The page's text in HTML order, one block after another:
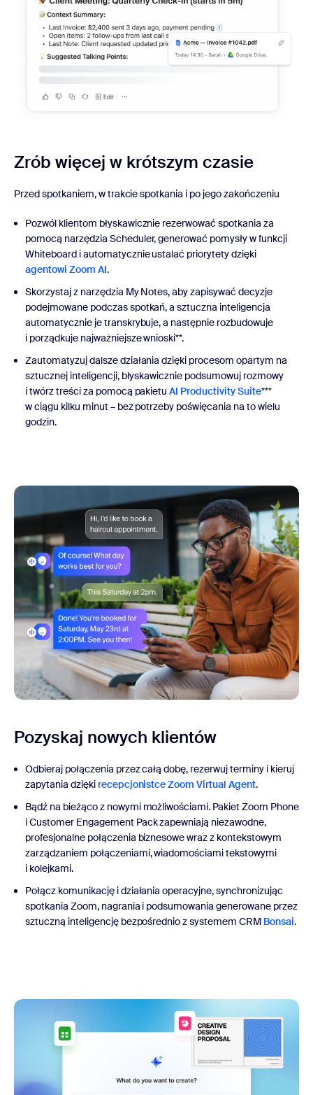
Zrób więcej w krótszym czasie
Przed spotkaniem, w trakcie spotkania i po jego zakończeniu
Pozwól klientom błyskawicznie rezerwować spotkania za
pomocą narzędzia Scheduler, generować pomysły w funkcji
Whiteboard i automatycznie ustalać priorytety dzięki
agentowi Zoom AI.
Skorzystaj z narzędzia My Notes, aby zapisywać decyzje
podejmowane podczas spotkań, a sztuczna inteligencja
automatycznie je transkrybuje, a następnie rozbudowuje
i porządkuje najważniejsze wnioski**.
Zautomatyzuj dalsze działania dzięki procesom opartym na
sztucznej inteligencji, błyskawicznie podsumowuj rozmowy
i twórz treści za pomocą pakietuAI Productivity Suite***
w ciągu kilku minut – bez potrzeby poświęcania na to wielu
godzin.
Pozyskaj nowych klientów
Odbieraj połączenia przez całą dobę, rezerwuj terminy i kieruj
zapytania dzięki recepcjonistce Zoom Virtual Agent.
Bądź na bieżąco z nowymi możliwościami. Pakiet Zoom Phone
i Customer Engagement Pack zapewniają niezawodne,
profesjonalne połączenia biznesowe wraz z kontekstowym
zarządzaniem połączeniami, wiadomościami tekstowymi
i kolejkami.
Połącz komunikację i działania operacyjne, synchronizując
spotkania Zoom, nagrania i podsumowania generowane przez
sztuczną inteligencję bezpośrednio z systemem CRM Bonsai.